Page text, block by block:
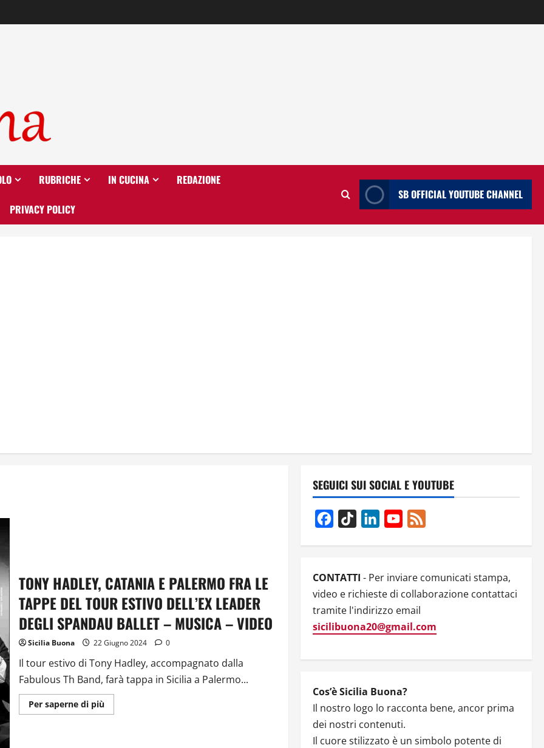
RUBRICHE IN CUCINA REDAZIONE
PRIVACY POLICY
SB OFFICIAL YOUTUBE CHANNEL
TONY HADLEY, CATANIA E PALERMO FRA LE
TAPPE DEL TOUR ESTIVO DELL’EX LEADER
DEGLI SPANDAU BALLET – MUSICA – VIDEO
Sicilia Buona 22 Giugno 2024 0
Il tour estivo di Tony Hadley, accompagnato dalla
Fabulous Th Band, farà tappa in Sicilia a Palermo...
Per saperne di piùUlteriori
informazioni
SEGUICI SUI SOCIAL E YOUTUBE
Facebook
TikTok LinkedInYouTube
CONTATTI - Per inviare comunicati stampa,
video e richieste di collaborazione contattaci
tramite l'indirizzo email
sicilibuona20@gmail.com
Cos’è Sicilia Buona?
Il nostro logo lo racconta bene, ancor prima
dei nostri contenuti.
Il cuore stilizzato è un simbolo potente di